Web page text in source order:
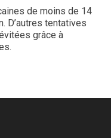
de moins de 14
D’autres tentatives
grâce à